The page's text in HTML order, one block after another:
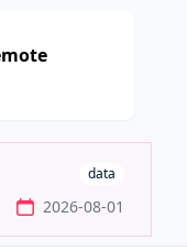
data
2026-08-01